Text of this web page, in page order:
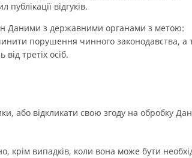
відгуків.
Даними з державними органами з метою:
порушення чинного законодавства, а
третіх осіб.
або відкликати свою згоду на обробку
крім випадків, коли вона може бути